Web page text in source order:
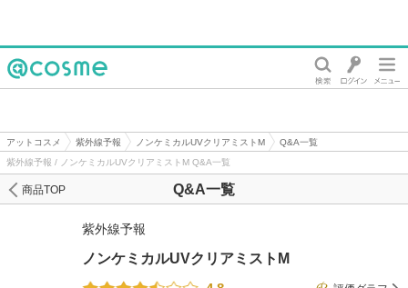
アットコスメ 紫外線予報 ノンケミカルUVクリアミストM
Q&A一覧
紫外線予報 / ノンケミカルUVクリアミストM Q&A一覧
Q&A一覧
商品TOP
紫外線予報
ノンケミカルUVクリアミストM